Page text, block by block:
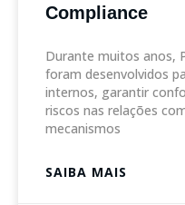
Compliance
Durante muitos anos,
foram desenvolvidos
internos, garantir
riscos nas relações
mecanismos
SAIBA MAIS